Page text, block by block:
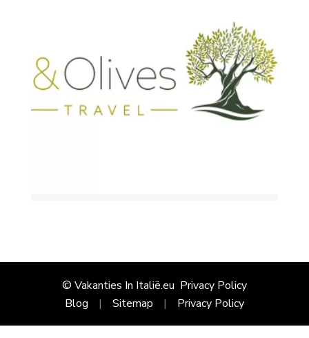
© Vakanties In Italië.eu Privacy Policy
Blog
Sitemap Privacy Policy